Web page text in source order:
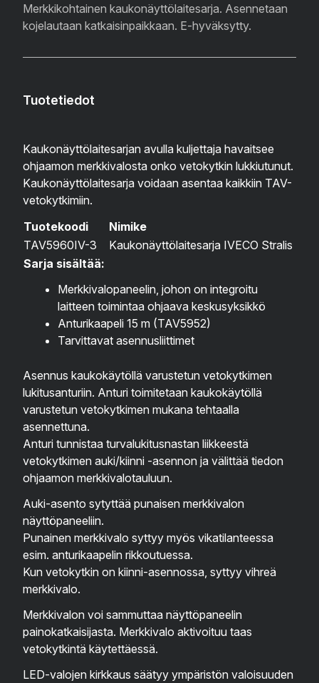
Merkkikohtainen kaukonäyttölaitesarja. Asennetaan
kojelautaan katkaisinpaikkaan. E-hyväksytty.
Tuotetiedot
Kaukonäyttölaitesarjan avulla kuljettaja havaitsee
ohjaamon merkkivalosta onko vetokytkin lukkiutunut.
Kaukonäyttölaitesarja voidaan asentaa kaikkiin TAV-
vetokytkimiin.
Tuotekoodi
Nimike
TAV5960IV-3
Kaukonäyttölaitesarja IVECO Stralis
Sarja sisältää:
Merkkivalopaneelin, johon on integroitu
laitteen toimintaa ohjaava keskusyksikkö
Anturikaapeli 15 m (TAV5952)
Tarvittavat asennusliittimet
Asennus kaukokäytöllä varustetun vetokytkimen
lukitusanturiin. Anturi toimitetaan kaukokäytöllä
varustetun vetokytkimen mukana tehtaalla
asennettuna.
Anturi tunnistaa turvalukitusnastan liikkeestä
vetokytkimen auki/kiinni -asennon ja välittää tiedon
ohjaamon merkkivalotauluun.
Auki-asento sytyttää punaisen merkkivalon
näyttöpaneeliin.
Punainen merkkivalo syttyy myös vikatilanteessa
esim. anturikaapelin rikkoutuessa.
Kun vetokytkin on kiinni-asennossa, syttyy vihreä
merkkivalo.
Merkkivalon voi sammuttaa näyttöpaneelin
painokatkaisijasta. Merkkivalo aktivoituu taas
vetokytkintä käytettäessä.
LED-valojen kirkkaus säätyy ympäristön valoisuuden